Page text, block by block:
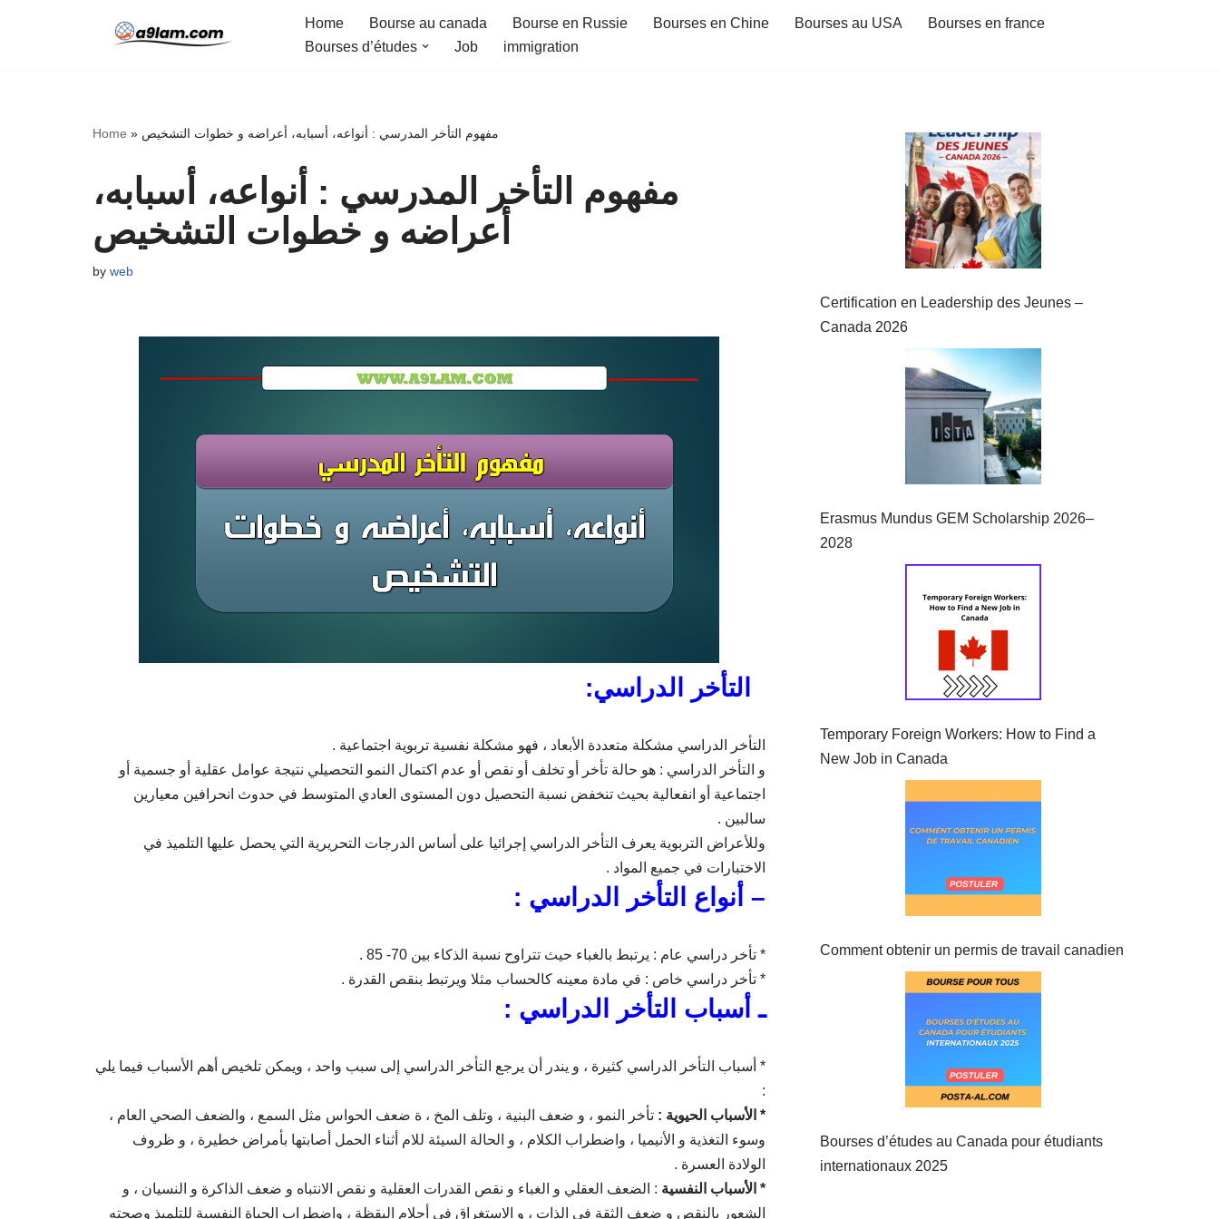
Home Bourse au canada Bourse en Russie Bourses en Chine Bourses au USA
Bourses en france
Bourses d’études
Job immigration
Home » مفهوم التأخر المدرسي : أنواعه، أسبابه، أعراضه و خطوات التشخيص
مفهوم التأخر المدرسي : أنواعه، أسبابه،
أعراضه و خطوات التشخيص
by web
التأخر الدراسي:
التأخر الدراسي مشكلة متعددة الأبعاد ، فهو مشكلة نفسية تربوية اجتماعية .
و التأخر الدراسي : هو حالة تأخر أو تخلف أو نقص أو عدم اكتمال النمو التحصيلي نتيجة عوامل عقلية أو جسمية أو
اجتماعية أو انفعالية بحيث تنخفض نسبة التحصيل دون المستوى العادي المتوسط في حدوث انحرافين معيارين
سالبين .
وللأعراض التربوية يعرف التأخر الدراسي إجرائيا على أساس الدرجات التحريرية التي يحصل عليها التلميذ في
الاختبارات في جميع المواد .
– أنواع التأخر الدراسي :
* تأخر دراسي عام : يرتبط بالغباء حيث تتراوح نسبة الذكاء بين 70- 85 .
* تأخر دراسي خاص : في مادة معينه كالحساب مثلا ويرتبط بنقص القدرة .
ـ أسباب التأخر الدراسي :
* أسباب التأخر الدراسي كثيرة ، و يندر أن يرجع التأخر الدراسي إلى سبب واحد ، ويمكن تلخيص أهم الأسباب فيما يلي
:
* الأسباب الحيوية : تأخر النمو ، و ضعف البنية ، وتلف المخ ، ة ضعف الحواس مثل السمع ، والضعف الصحي العام ،
وسوء التغذية و الأنيميا ، واضطراب الكلام ، و الحالة السيئة للام أثناء الحمل أصابتها بأمراض خطيرة ، و ظروف
الولادة العسرة .
* الأسباب النفسية : الضعف العقلي و الغباء و نقص القدرات العقلية و نقص الانتباه و ضعف الذاكرة و النسيان ، و
الشعور بالنقص و ضعف الثقة في الذات ، و الاستغراق في أحلام اليقظة ، واضطراب الحياة النفسية للتلميذ وصحته
Certification en Leadership des Jeunes –
Canada 2026
Erasmus Mundus GEM Scholarship 2026–
2028
Temporary Foreign Workers: How to Find a
New Job in Canada
Comment obtenir un permis de travail canadien
Bourses d’études au Canada pour étudiants
internationaux 2025